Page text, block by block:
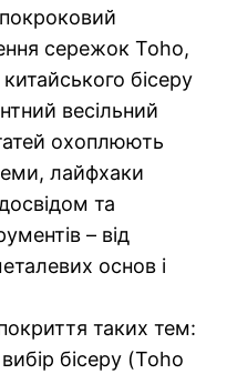
сережок Toho,
бісеру
весільний
охоплюють
лайфхаки
та
– від
основ і
таких тем:
вибір бісеру (Toho